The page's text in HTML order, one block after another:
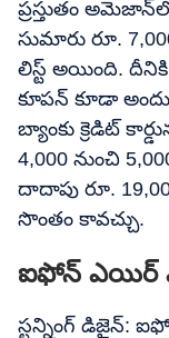
ప్రస్తుతం
సుమారు రూ.
లిస్ట్ అయింది.
కూపన్ కూడా
బ్యాంకు క్రెడిట్
4,000 నుంచి
దాదాపు రూ.
సొంతం కావచ్చు.
ఐఫోన్ ఎయిర్
స్టన్నింగ్ డిజైన్: